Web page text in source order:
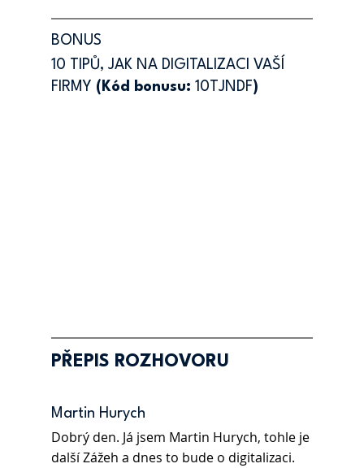
BONUS
10 TIPŮ, JAK NA DIGITALIZACI VAŠÍ
FIRMY (Kód bonusu: 10TJNDF)
PŘEPIS ROZHOVORU
Martin Hurych
Dobrý den. Já jsem Martin Hurych, tohle je
další Zážeh a dnes to bude o digitalizaci.